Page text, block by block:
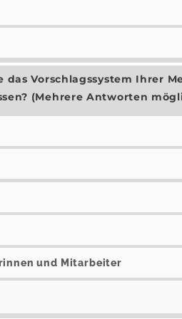
Vorschlagssystem Ihrer
(Mehrere Antworten
und Mitarbeiter